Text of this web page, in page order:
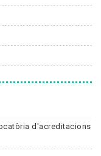
d'acreditacions